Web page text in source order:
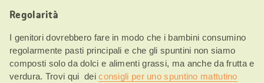
Regolarità
I genitori dovrebbero fare in modo che i bambini consumino
regolarmente pasti principali e che gli spuntini non siamo
composti solo da dolci e alimenti grassi, ma anche da frutta e
verdura. Trovi qui deiconsigli per uno spuntino mattutino